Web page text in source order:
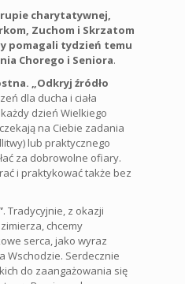
charytatywnej,
Zuchom i Skrzatom
pomagali tydzień temu
Chorego i Seniora.
„Odkryj źródło
dla ducha i ciała
dzień Wielkiego
na Ciebie zadania
lub praktycznego
za dobrowolne ofiary.
i praktykować także bez
. Tradycyjnie, z okazji
chcemy
serca, jako wyraz
Wschodzie. Serdecznie
do zaangażowania się